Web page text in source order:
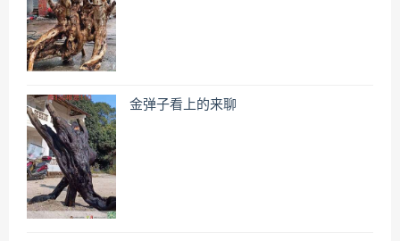
金弹子看上的来聊